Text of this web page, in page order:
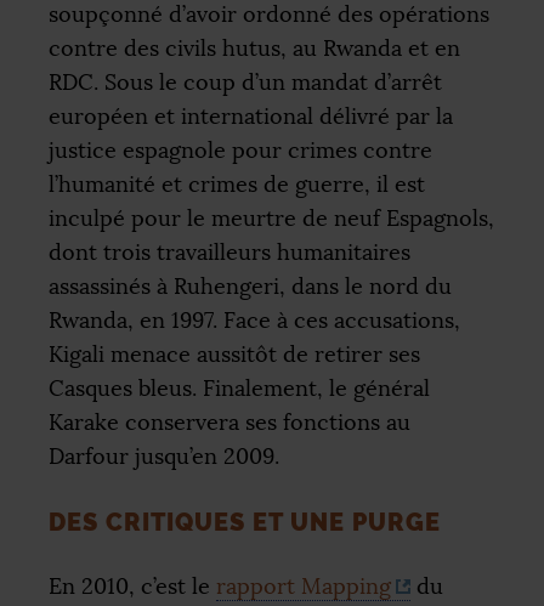
soupçonné d’avoir ordonné des opérations
contre des civils hutus, au Rwanda et en
RDC. Sous le coup d’un mandat d’arrêt
européen et international délivré par la
justice espagnole pour crimes contre
l’humanité et crimes de guerre, il est
inculpé pour le meurtre de neuf Espagnols,
dont trois travailleurs humanitaires
assassinés à Ruhengeri, dans le nord du
Rwanda, en 1997. Face à ces accusations,
Kigali menace aussitôt de retirer ses
Casques bleus. Finalement, le général
Karake conservera ses fonctions au
Darfour jusqu’en 2009.
DES CRITIQUES ET UNE PURGE
En 2010, c’est le rapport Mapping
du